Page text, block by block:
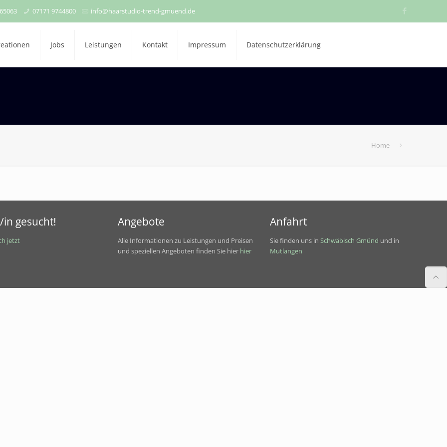
07171 9744800 info@haarstudio-trend-gmuend.de
Jobs Leistungen Kontakt Impressum Datenschutzerklärung
Home
gesucht!
jetzt
Angebote
Alle Informationen zu Leistungen und Preisen
und speziellen Angeboten finden Sie hier hier
Anfahrt
Sie finden uns inSchwäbisch Gmünd und in
Mutlangen